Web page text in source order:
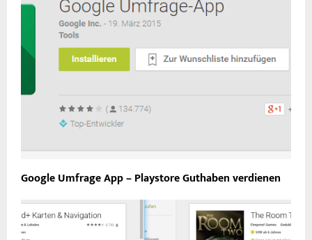
Google Umfrage App – Playstore Guthaben verdienen